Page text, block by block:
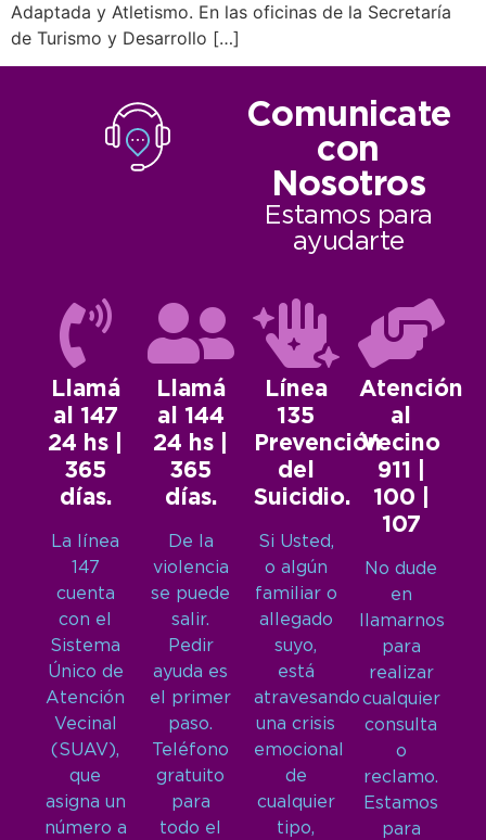
Adaptada y Atletismo. En las oficinas de la Secretaría
de Turismo y Desarrollo […]
Comunicate
con
Nosotros
Estamos para
ayudarte
Llamá
al 147
24 hs |
365
días.
La línea
147
cuenta
con el
Sistema
Único de
Atención
Vecinal
(SUAV),
que
asigna un
número a
Llamá
al 144
24 hs |
365
días.
De la
violencia
se puede
salir.
Pedir
ayuda es
el primer
paso.
Teléfono
gratuito
para
todo el
Línea
135
Prevención
del
Suicidio.
Si Usted,
o algún
familiar o
allegado
suyo,
está
atravesando
una crisis
emocional
de
cualquier
tipo,
Atención
al
Vecino
911 |
100 |
107
No dude
en
llamarnos
para
realizar
cualquier
consulta
o
reclamo.
Estamos
para